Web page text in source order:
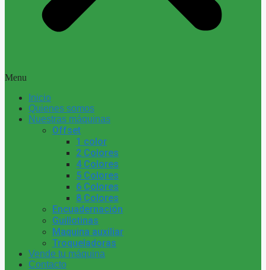
Menu
Inicio
Quienes somos
Nuestras máquinas
Offset
1 color
2 Colores
4 Colores
5 Colores
6 Colores
8 Colores
Encuadernación
Guillotinas
Maquina auxiliar
Troqueladoras
Vende tu máquina
Contacto